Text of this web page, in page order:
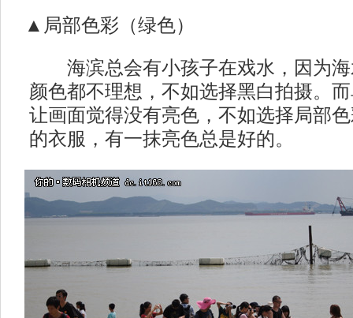
▲局部色彩（绿色）
海滨总会有小孩子在戏水，因为海
颜色都不理想，不如选择黑白拍摄。
让画面觉得没有亮色，不如选择局部
的衣服，有一抹亮色总是好的。